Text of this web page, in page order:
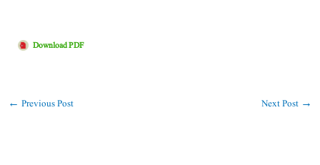
Download PDF
← Previous Post Next Post →